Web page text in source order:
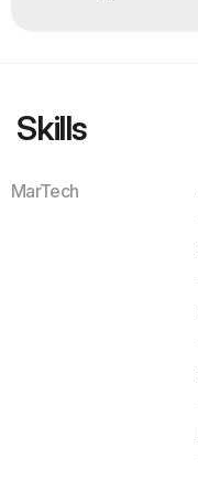
Skills
MarTech